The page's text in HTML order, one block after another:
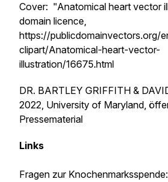
Cover: "Anatomical heart vector
domain licence,
https://publicdomainvectors.org/
clipart/Anatomical-heart-vector-
illustration/16675.html
DR. BARTLEY GRIFFITH &
2022, University of Maryland,
Pressematerial
Links
Fragen zur Knochenmarksspende: